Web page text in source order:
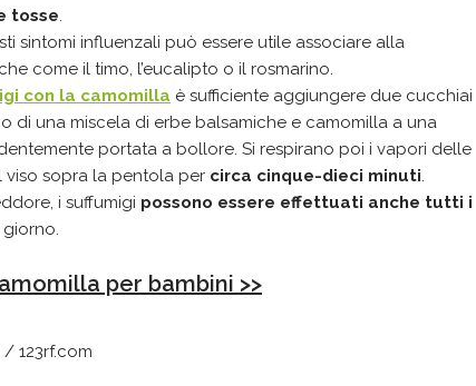
tosse.
sintomi influenzali può essere utile associare alla
come il timo, l’eucalipto o il rosmarino.
con la camomilla è sufficiente aggiungere due cucchiai
di una miscela di erbe balsamiche e camomilla a una
portata a bollore. Si respirano poi i vapori delle
sopra la pentola per circa cinque-dieci minuti.
i suffumigi possono essere effettuati anche tutti i
per bambini >>
123rf.com